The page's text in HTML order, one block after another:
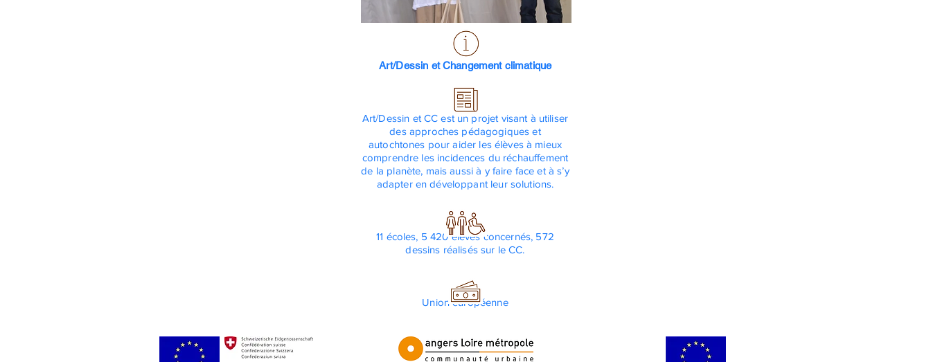
Art/Dessin et Changement climatique
Art/Dessin et CC est un projet visant à utiliser
des approches pédagogiques et
autochtones pour aider les élèves à mieux
comprendre les incidences du réchauffement
de la planète, mais aussi à y faire face et à s’y
adapter en développant leur solutions.
11 écoles, 5 420 élèves concernés, 572
dessins réalisés sur le CC.
Union européenne